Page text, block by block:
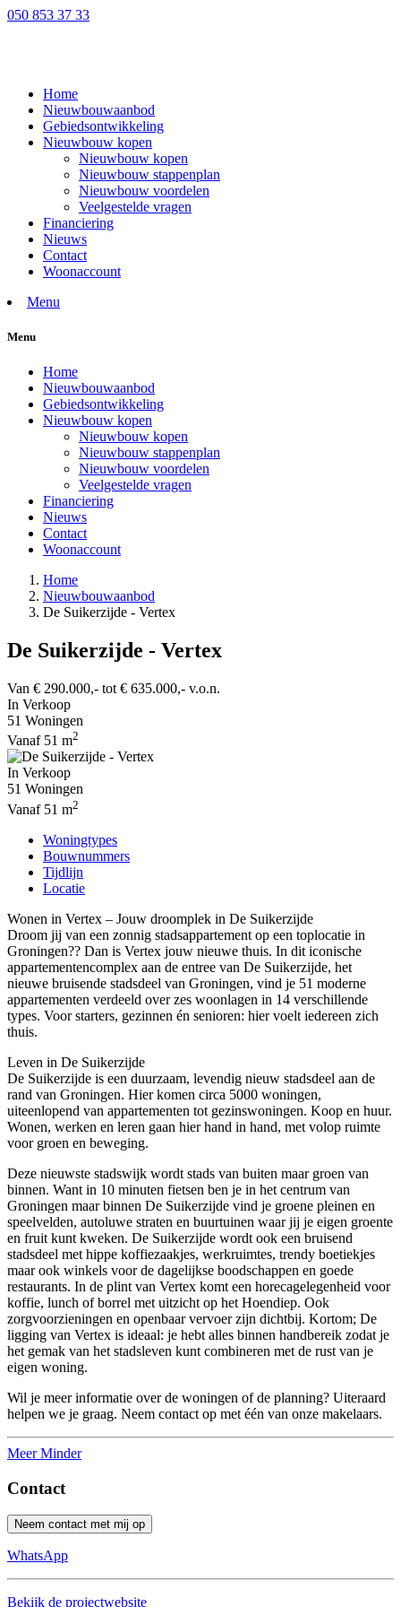
050 853 37 33
Home
Nieuwbouwaanbod
Gebiedsontwikkeling
Nieuwbouw kopen
Nieuwbouw kopen
Nieuwbouw stappenplan
Nieuwbouw voordelen
Veelgestelde vragen
Financiering
Nieuws
Contact
Woonaccount
Menu
Menu
Home
Nieuwbouwaanbod
Gebiedsontwikkeling
Nieuwbouw kopen
Nieuwbouw kopen
Nieuwbouw stappenplan
Nieuwbouw voordelen
Veelgestelde vragen
Financiering
Nieuws
Contact
Woonaccount
Home
Nieuwbouwaanbod
De Suikerzijde - Vertex
De Suikerzijde - Vertex
Van € 290.000,- tot € 635.000,- v.o.n.
In Verkoop
51 Woningen
Vanaf 51 m2
In Verkoop
51 Woningen
Vanaf 51 m2
Woningtypes
Bouwnummers
Tijdlijn
Locatie
Wonen in Vertex – Jouw droomplek in De Suikerzijde
Droom jij van een zonnig stadsappartement op een toplocatie in
Groningen?? Dan is Vertex jouw nieuwe thuis. In dit iconische
appartementencomplex aan de entree van De Suikerzijde, het
nieuwe bruisende stadsdeel van Groningen, vind je 51 moderne
appartementen verdeeld over zes woonlagen in 14 verschillende
types. Voor starters, gezinnen én senioren: hier voelt iedereen zich
thuis.
Leven in De Suikerzijde
De Suikerzijde is een duurzaam, levendig nieuw stadsdeel aan de
rand van Groningen. Hier komen circa 5000 woningen,
uiteenlopend van appartementen tot gezinswoningen. Koop en huur.
Wonen, werken en leren gaan hier hand in hand, met volop ruimte
voor groen en beweging.
Deze nieuwste stadswijk wordt stads van buiten maar groen van
binnen. Want in 10 minuten fietsen ben je in het centrum van
Groningen maar binnen De Suikerzijde vind je groene pleinen en
speelvelden, autoluwe straten en buurtuinen waar jij je eigen groente
en fruit kunt kweken. De Suikerzijde wordt ook een bruisend
stadsdeel met hippe koffiezaakjes, werkruimtes, trendy boetiekjes
maar ook winkels voor de dagelijkse boodschappen en goede
restaurants. In de plint van Vertex komt een horecagelegenheid voor
koffie, lunch of borrel met uitzicht op het Hoendiep. Ook
zorgvoorzieningen en openbaar vervoer zijn dichtbij. Kortom; De
ligging van Vertex is ideaal: je hebt alles binnen handbereik zodat je
het gemak van het stadsleven kunt combineren met de rust van je
eigen woning.
Wil je meer informatie over de woningen of de planning? Uiteraard
helpen we je graag. Neem contact op met één van onze makelaars.
MeerMinder
Contact
Neem contact met mij op
WhatsApp
Bekijk de projectwebsite